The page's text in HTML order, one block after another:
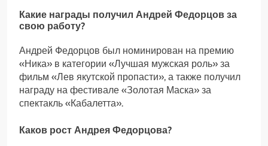
Какие награды получил Андрей Федорцов за
свою работу?
Андрей Федорцов был номинирован на премию
«Ника» в категории «Лучшая мужская роль» за
фильм «Лев якутской пропасти», а также получил
награду на фестивале «Золотая Маска» за
спектакль «Кабалетта».
Каков рост Андрея Федорцова?